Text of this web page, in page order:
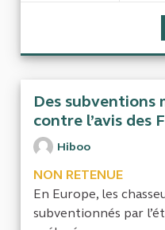
Des subventions
contre l’avis des
Hiboo
NON RETENUE
En Europe, les
subventionnés par